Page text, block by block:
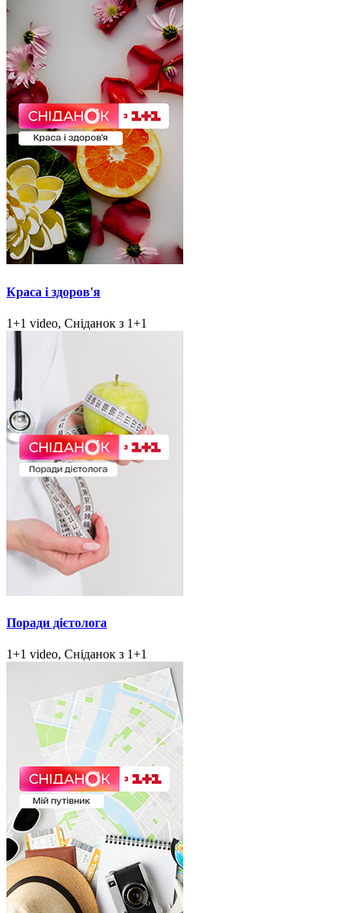
Краса і здоров'я
1+1 video, Сніданок з 1+1
Поради дієтолога
1+1 video, Сніданок з 1+1